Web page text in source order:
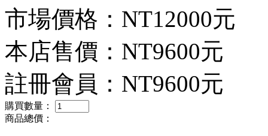
市場價格： NT12000元
本店售價： NT9600元
註冊會員： NT9600元
購買數量：
商品總價：